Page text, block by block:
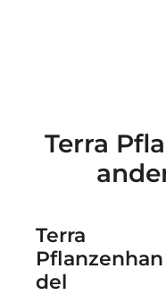
Terra
Terra
Pflanzenhan
del